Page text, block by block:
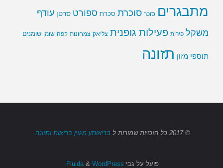
מתבגרים סוכר סוכרת סכרת ספורט סרטן עודף
משקל פירות פעילות גופנית צליאק צמחונות קפה שומן שומנים
תוספי מזון תזונה
© 2017 כל הזכויות שמורות ל בריאותון מגזין בריאות ותזונה.
פועל על גבי & WordPress.